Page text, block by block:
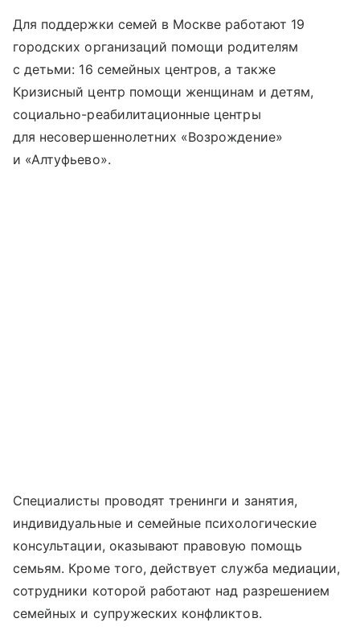
Для поддержки семей в Москве работают 19
городских организаций помощи родителям
с детьми: 16 семейных центров, а также
Кризисный центр помощи женщинам и детям,
социально-реабилитационные центры
для несовершеннолетних «Возрождение»
и «Алтуфьево».
Специалисты проводят тренинги и занятия,
индивидуальные и семейные психологические
консультации, оказывают правовую помощь
семьям. Кроме того, действует служба медиации,
сотрудники которой работают над разрешением
семейных и супружеских конфликтов.